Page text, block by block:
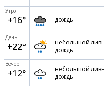
Утро
+16° дождь
День
+22°
небольшой
дождь
Вечер
+12°
небольшой
дождь